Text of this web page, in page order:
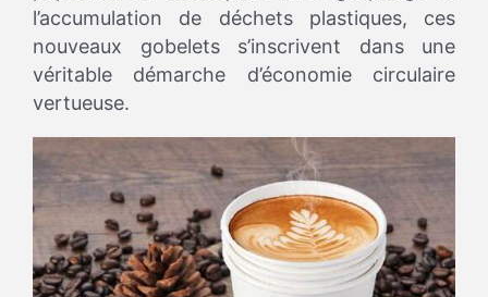
l’accumulation de déchets plastiques, ces
nouveaux gobelets s’inscrivent dans une
véritable démarche d’économie circulaire
vertueuse.